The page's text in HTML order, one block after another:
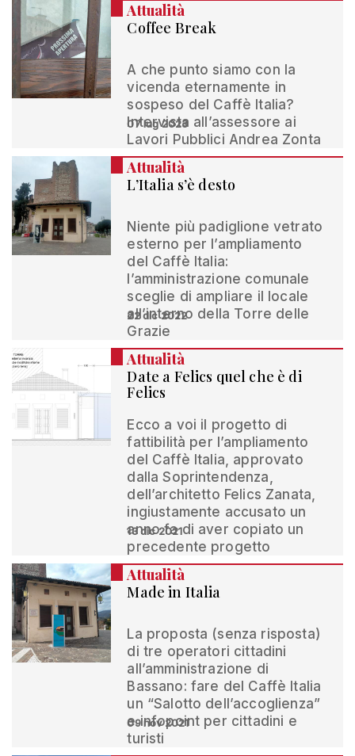
Attualità
Coffee Break
A che punto siamo con la
vicenda eternamente in
sospeso del Caffè Italia?
Intervista all’assessore ai
Lavori Pubblici Andrea Zonta
07 lug 2023
Attualità
L’Italia s’è desto
Niente più padiglione vetrato
esterno per l’ampliamento
del Caffè Italia:
l’amministrazione comunale
sceglie di ampliare il locale
all’interno della Torre delle
Grazie
22 dic 2022
Attualità
Date a Felics quel che è di
Felics
Ecco a voi il progetto di
fattibilità per l’ampliamento
del Caffè Italia, approvato
dalla Soprintendenza,
dell’architetto Felics Zanata,
ingiustamente accusato un
anno fa di aver copiato un
precedente progetto
13 dic 2021
Attualità
Made in Italia
La proposta (senza risposta)
di tre operatori cittadini
all’amministrazione di
Bassano: fare del Caffè Italia
un “Salotto dell’accoglienza”
e infopoint per cittadini e
turisti
09 nov 2021